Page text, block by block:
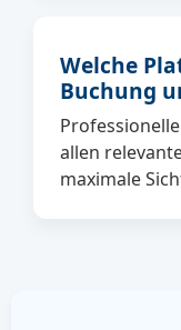
Welche
Buchung
allen
maximale